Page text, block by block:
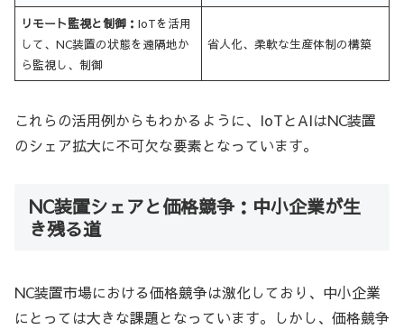
リモート監視と制御：IoTを活用
して、NC装置の状態を遠隔地か
ら監視し、制御
省人化、柔軟な生産体制の構築
これらの活用例からもわかるように、IoTとAIはNC装置
のシェア拡大に不可欠な要素となっています。
NC装置シェアと価格競争：中小企業が生
き残る道
NC装置市場における価格競争は激化しており、中小企業
にとっては大きな課題となっています。しかし、価格競争